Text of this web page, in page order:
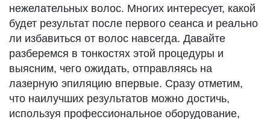
нежелательных волос. Многих интересует, какой
будет результат после первого сеанса и реально
ли избавиться от волос навсегда. Давайте
разберемся в тонкостях этой процедуры и
выясним, чего ожидать, отправляясь на
лазерную эпиляцию впервые. Сразу отметим,
что наилучших результатов можно достичь,
используя профессиональное оборудование,